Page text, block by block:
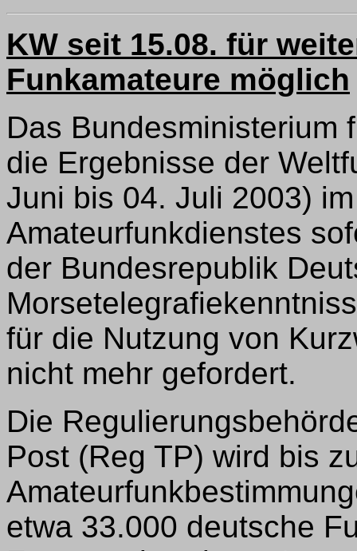
KW seit 15.08. für
Funkamateure möglich
Das Bundesministerium
die Ergebnisse der
Juni bis 04. Juli 2003)
Amateurfunkdienstes
der Bundesrepublik
für die Nutzung von
nicht mehr gefordert.
Die
Post (Reg TP) wird bis
etwa 33.000 deutsche